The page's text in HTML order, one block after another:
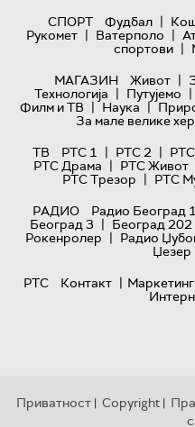
СПОРТ
Фудбал |
Рукомет | Ватерполо |
спортови |
МАГАЗИН
Живот |
Технологијa | Путујемо |
Филм и ТВ | Наука |
За мале велике
ТВ
РТС 1 | РТС 2 |
РТС Драма | РТС Живот
РТС Трезор | РТС
РАДИО
Радио Београд 1
Београд 3 | Београд 202
Рокенролер | Радио
Џезер
РТС
Контакт | Маркетинг
Приватност | Copyright |